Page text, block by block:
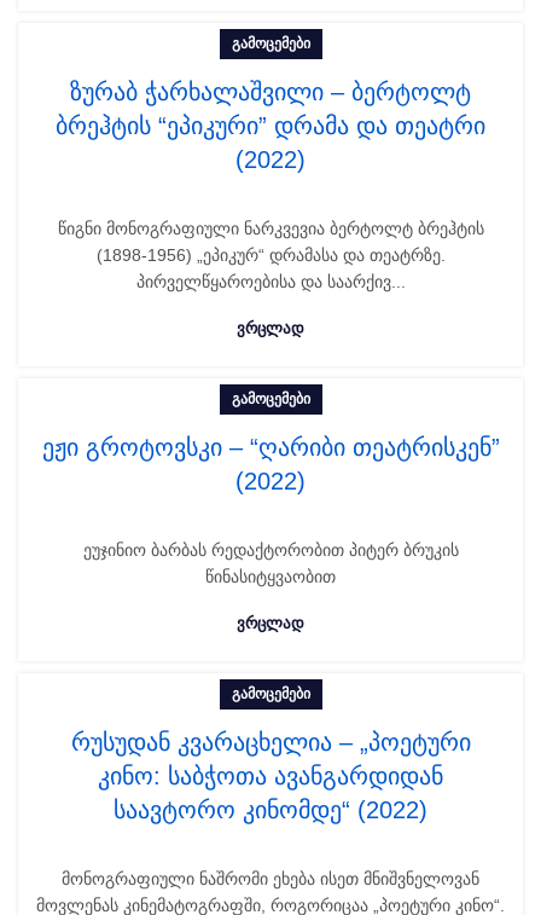
ᲒᲐᲛᲝᲪᲔᲛᲔᲑᲘ
ზურაბ ჭარხალაშვილი – ბერტოლტ
ბრეჰტის “ეპიკური” დრამა და თეატრი
(2022)
წიგნი მონოგრაფიული ნარკვევია ბერტოლტ ბრეჰტის
(1898-1956) „ეპიკურ“ დრამასა და თეატრზე.
პირველწყაროებისა და საარქივ...
ᲕᲠᲪᲚᲐᲓ
ᲒᲐᲛᲝᲪᲔᲛᲔᲑᲘ
ეჟი გროტოვსკი – “ღარიბი თეატრისკენ”
(2022)
ეუჯინიო ბარბას რედაქტორობით პიტერ ბრუკის
წინასიტყვაობით
ᲕᲠᲪᲚᲐᲓ
ᲒᲐᲛᲝᲪᲔᲛᲔᲑᲘ
რუსუდან კვარაცხელია – „პოეტური
კინო: საბჭოთა ავანგარდიდან
საავტორო კინომდე“ (2022)
მონოგრაფიული ნაშრომი ეხება ისეთ მნიშვნელოვან
მოვლენას კინემატოგრაფში, როგორიცაა „პოეტური კინო“.